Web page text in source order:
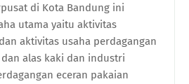
di Kota Bandung ini
utama yaitu aktivitas
aktivitas usaha perdagangan
alas kaki dan industri
eceran pakaian